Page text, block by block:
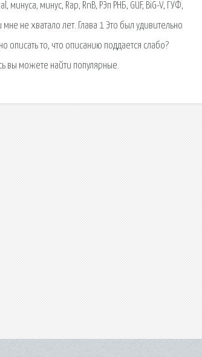
минус, Rap, RnB, РЭп РНБ, GUF, BiG-V, ГУФ,
не хватало лет. Глава 1 Это был удивительно
то, что описанию поддается слабо?
вы можете найти популярные.